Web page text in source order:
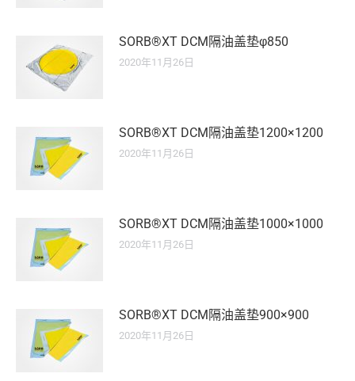
SORB®XT DCM隔油盖垫φ850
2020年11月26日
SORB®XT DCM隔油盖垫1200×1200
2020年11月26日
SORB®XT DCM隔油盖垫1000×1000
2020年11月26日
SORB®XT DCM隔油盖垫900×900
2020年11月26日